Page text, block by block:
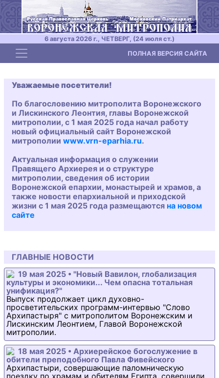
6 августа 2026 г., ЧЕТВЕРГ, (24 июля ст.)
Toggle navigation ПОЛНАЯ ВЕРСИЯ САЙТА
Уважаемые посетители!
По благословению митрополита Воронежского
и Лискинского Леонтия, главы Воронежской
митрополии, с 1 мая 2025 года начал работу
новый официальный сайт Воронежской
митрополии www.vrn-eparhia.ru.
Актуальная информация о служении
Правящего Архиерея и о структуре
митрополии, сведения об истории
Воронежской епархии, монастырей и храмов, а
также новости епархиальной и приходской
жизни с 1 мая 2025 года размещаются на новом
сайте
ГЛАВНЫЕ НОВОСТИ
19 мая 2025 • "Новый Вавилон, глобализация
культуры и экономики... Чем опасна тотальная
унификация?"
Выпуск продолжает цикл духовно-
просветительских программ-интервью "Слово
Архипастыря" с митрополитом Воронежским и
Лискинским Леонтием, Главой Воронежской
митрополии.
18 мая 2025 • Архиерейское богослужение в
обители преподобного Павла Фивейского
Архипастыри, совершающие паломническую
поездку по храмам и обителям Египта, совершили